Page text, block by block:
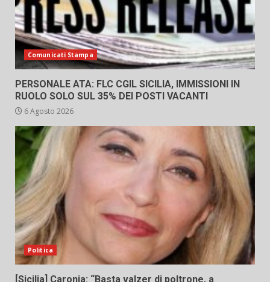
Comunicati Stampa
PERSONALE ATA: FLC CGIL SICILIA, IMMISSIONI IN
RUOLO SOLO SUL 35% DEI POSTI VACANTI
6 Agosto 2026
Politica
[Sicilia] Caronia: “Basta valzer di poltrone, a